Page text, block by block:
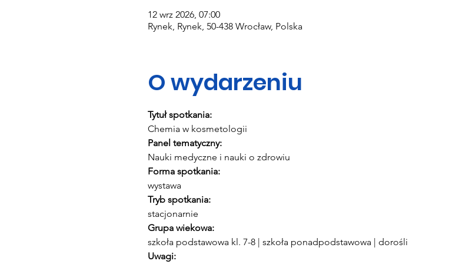
12 wrz 2026, 07:00
Rynek, Rynek, 50-438 Wrocław, Polska
O wydarzeniu
Tytuł spotkania:
Chemia w kosmetologii
Panel tematyczny:
Nauki medyczne i nauki o zdrowiu
Forma spotkania:
wystawa
Tryb spotkania:
stacjonarnie
Grupa wiekowa:
szkoła podstawowa kl. 7-8 | szkoła ponadpodstawowa | dorośli
Uwagi: